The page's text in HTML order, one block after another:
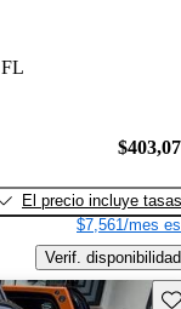
El precio incluye tasas
$7,561/mes
Verif. disponibilidad